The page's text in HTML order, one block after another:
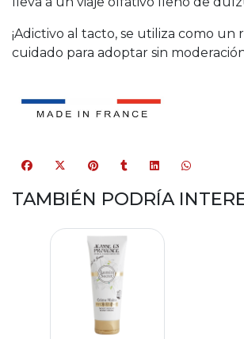
¡Adictivo al tacto, se utiliza como un
cuidado para adoptar sin
TAMBIÉN PODRÍA